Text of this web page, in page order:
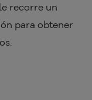
recorre un
para obtener